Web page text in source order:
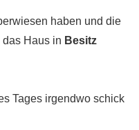
haben und die
Haus in Besitz
Tages irgendwo schick